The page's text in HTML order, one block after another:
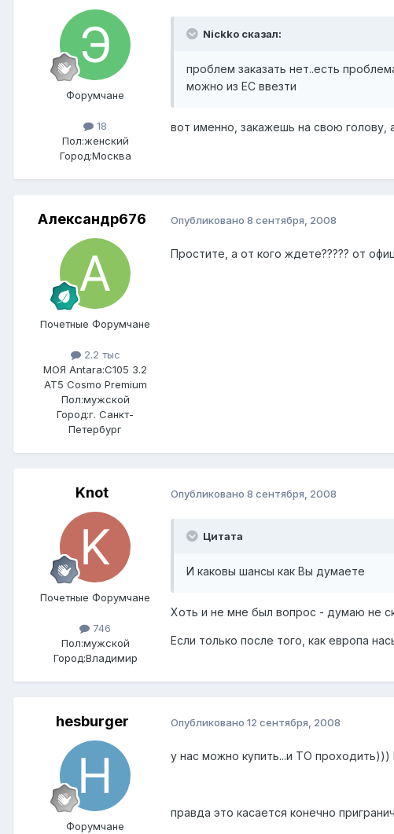
Форумчане
18
Пол:женский
Город:Москва
Nickko сказал:
проблем заказать нет..есть
можно из ЕС ввезти
вот именно, закажешь на свою
Александр676
Почетные Форумчане
2.2 тыс
МОЯ Antara:C105 3.2
AT5 Cosmo Premium
Пол:мужской
Город:г. Санкт-
Петербург
Опубликовано 8 сентября, 2008
Простите, а от кого ждете????? от
Knot
Почетные Форумчане
746
Пол:мужской
Город:Владимир
Опубликовано 8 сентября, 2008
Цитата
И каковы шансы как Вы думаете
Хоть и не мне был вопрос - думаю не
Если только после того, как европа
hesburger
Форумчане
Опубликовано 12 сентября, 2008
у нас можно купить...и ТО
правда это касается конечно